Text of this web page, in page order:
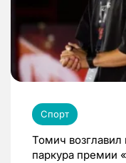
Спорт
Томич
паркура премии